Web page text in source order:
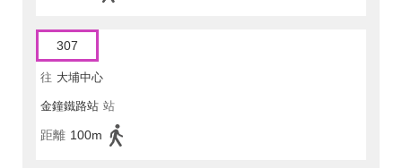
307
往 大埔中心
金鐘鐵路站 站
距離 100m